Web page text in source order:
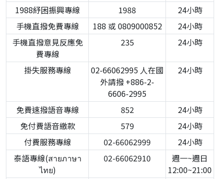
1988紓困振興專線
1988
24小時
手機直撥免費專線
188 或 0809000852
24小時
手機直撥意見反應免
費專線
235 24小時
掛失服務專線
02-66062995 人在國
外請撥 +886-2-
6606-2995
24小時
免費速撥語音專線 852
24小時
免付費語音繳款
579
24小時
付費服務專線
02-66062999
24小時
泰語專線(สายภาษา
ไทย)
02-66062910
週一~週日
12:00~21:00